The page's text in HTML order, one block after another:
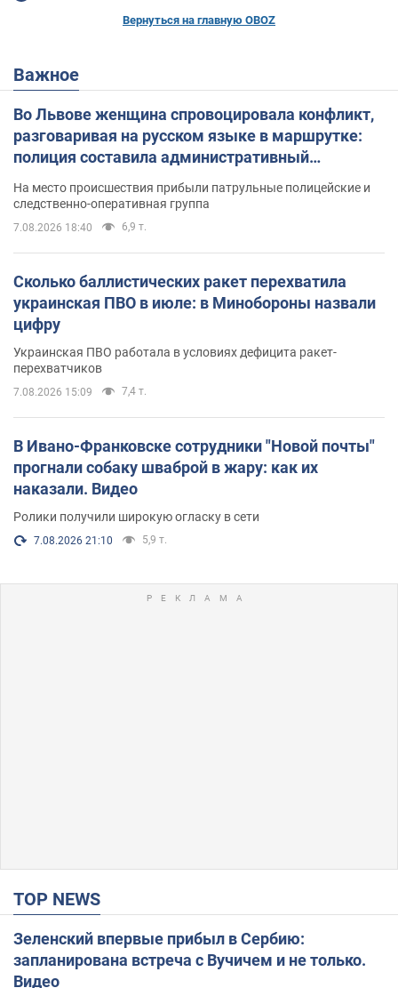
Вернуться на главную OBOZ
Важное
Во Львове женщина спровоцировала конфликт,
разговаривая на русском языке в маршрутке:
полиция составила административный
На место происшествия прибыли патрульные полицейские и
следственно-оперативная группа
7.08.2026 18:40 6,9 т.
Сколько баллистических ракет перехватила
украинская ПВО в июле: в Минобороны назвали
цифру
Украинская ПВО работала в условиях дефицита ракет-
перехватчиков
7.08.2026 15:09 7,4 т.
В Ивано-Франковске сотрудники "Новой почты"
прогнали собаку шваброй в жару: как их
наказали. Видео
Ролики получили широкую огласку в сети
7.08.2026 21:10 5,9 т.
TOP NEWS
Зеленский впервые прибыл в Сербию:
запланирована встреча с Вучичем и не только.
Видео